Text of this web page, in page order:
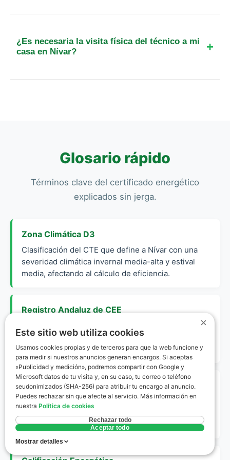
certificados válidos.
¿Es necesaria la visita física del técnico a mi
casa en Nívar?
Glosario rápido
Términos clave del certificado energético
explicados sin jerga.
Zona Climática D3
Clasificación del CTE que define a Nívar con una
severidad climática invernal media-alta y estival
media, afectando al cálculo de eficiencia.
Registro Andaluz de CEE
deben inscribir todos los certificados para que
tengan validez legal.
Envolvente Térmica
Conjunto de cerramientos (paredes, techos, suelos
del exterior.
×
Este sitio web utiliza cookies
Usamos cookies propias y de terceros para que la web funcione y
para medir si nuestros anuncios generan encargos. Si aceptas
«Publicidad y medición», podremos compartir con Google y
Microsoft datos de tu visita y, en su caso, tu correo o teléfono
seudonimizados (SHA-256) para atribuir tu encargo al anuncio.
Puedes rechazar sin que afecte al servicio. Más información en
nuestra Política de cookies
Rechazar todo
Aceptar todo
Mostrar detalles